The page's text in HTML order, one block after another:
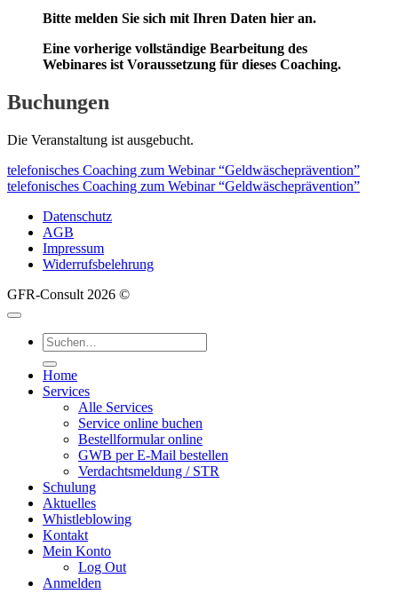
Bitte melden Sie sich mit Ihren Daten hier an.
Eine vorherige vollständige Bearbeitung des
Webinares ist Voraussetzung für dieses Coaching.
Buchungen
Die Veranstaltung ist ausgebucht.
telefonisches Coaching zum Webinar “Geldwäscheprävention”
telefonisches Coaching zum Webinar “Geldwäscheprävention”
Datenschutz
AGB
Impressum
Widerrufsbelehrung
GFR-Consult 2026 ©
Suche
nach:
Home
Services
Alle Services
Service online buchen
Bestellformular online
GWB per E-Mail bestellen
Verdachtsmeldung / STR
Schulung
Aktuelles
Whistleblowing
Kontakt
Mein Konto
Log Out
Anmelden